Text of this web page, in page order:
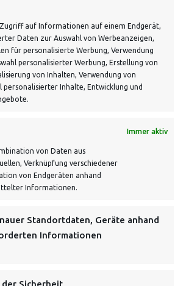
auf Informationen auf einem Endgerät,
Daten zur Auswahl von Werbeanzeigen,
für personalisierte Werbung, Verwendung
personalisierter Werbung, Erstellung von
von Inhalten, Verwendung von
personalisierter Inhalte, Entwicklung und
Immer aktiv
von Daten aus
Verknüpfung verschiedener
von Endgeräten anhand
Informationen.
Standortdaten, Geräte anhand
Informationen
Sicherheit,
war erfolgreich! Bitte prüfe